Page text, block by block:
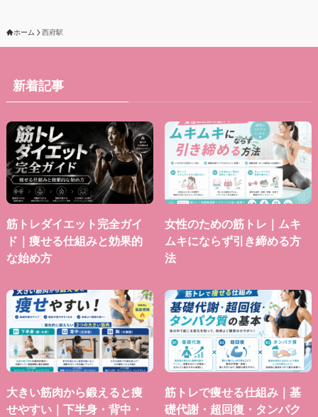
ホーム 西府駅
新着記事
筋トレダイエット完全ガイ
ド｜痩せる仕組みと効果的
な始め方
女性のための筋トレ｜ムキ
ムキにならず引き締める方
法
大きい筋肉から鍛えると痩
せやすい｜下半身・背中・
筋トレで痩せる仕組み｜基
礎代謝・超回復・タンパク